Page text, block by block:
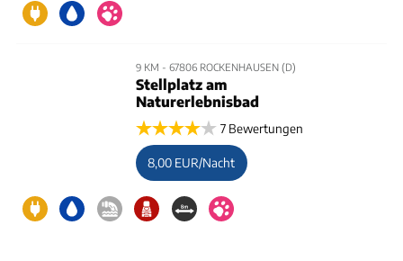
9 KM - 67806 ROCKENHAUSEN (D)
Stellplatz am
Naturerlebnisbad
7 Bewertungen
8,00 EUR/Nacht